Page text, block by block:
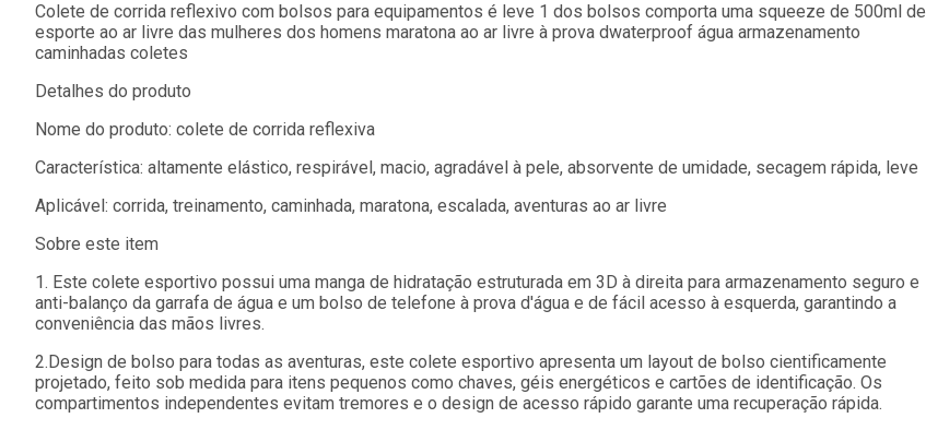
Colete de corrida reflexivo com bolsos para equipamentos é leve 1 dos bolsos comporta uma squeeze de 500ml de
esporte ao ar livre das mulheres dos homens maratona ao ar livre à prova dwaterproof água armazenamento
caminhadas coletes
Detalhes do produto
Nome do produto: colete de corrida reflexiva
Característica: altamente elástico, respirável, macio, agradável à pele, absorvente de umidade, secagem rápida, leve
Aplicável: corrida, treinamento, caminhada, maratona, escalada, aventuras ao ar livre
Sobre este item
1. Este colete esportivo possui uma manga de hidratação estruturada em 3D à direita para armazenamento seguro e
anti-balanço da garrafa de água e um bolso de telefone à prova d'água e de fácil acesso à esquerda, garantindo a
conveniência das mãos livres.
2.Design de bolso para todas as aventuras, este colete esportivo apresenta um layout de bolso cientificamente
projetado, feito sob medida para itens pequenos como chaves, géis energéticos e cartões de identificação. Os
compartimentos independentes evitam tremores e o design de acesso rápido garante uma recuperação rápida.